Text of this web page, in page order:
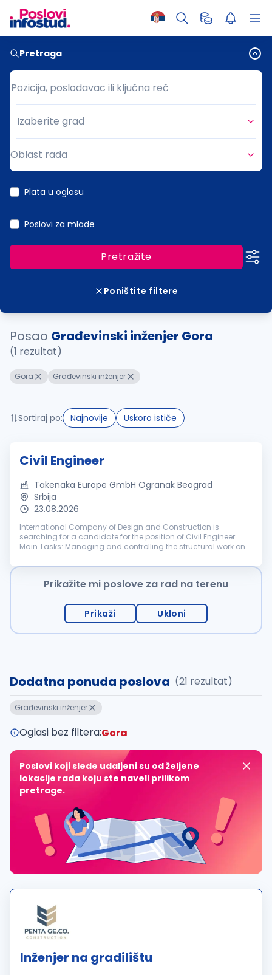
Pretraga
Pozicija, poslodavac ili ključna reč
Pozicija, poslodavac ili ključna reč
Grad
Izaberite grad
Oblast rada
Plata u oglasu
Poslovi za mlade
Pretražite
Poništite filtere
Posao Građevinski inženjer Gora
(1 rezultat)
Gora Građevinski inženjer
Sortiraj po: Najnovije Uskoro ističe
Civil Engineer
Takenaka Europe GmbH Ogranak Beograd
Srbija
23.08.2026
International Company of Design and Construction is
searching for a candidate for the position of Civil Engineer
Main Tasks: Managing and controlling the structural work on
standards Managing and...
Prikažite mi poslove za rad na terenu
Prikaži Ukloni
Dodatna ponuda poslova (21 rezultat)
Građevinski inženjer
Oglasi bez filtera:Gora
Poslovi koji slede udaljeni su od željene
lokacije rada koju ste naveli prilikom
pretrage.
Inženjer na gradilištu